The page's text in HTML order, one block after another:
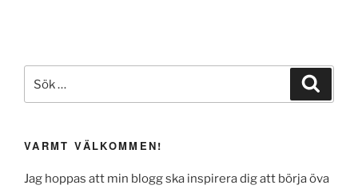
efter:
VARMT VÄLKOMMEN!
Jag hoppas att min blogg ska inspirera dig att börja öva